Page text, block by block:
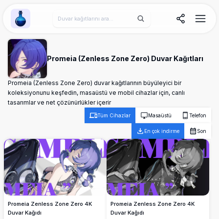
Wallpaper Alchemy
Promeia (Zenless Zone Zero) Duvar Kağıtları
Promeia (Zenless Zone Zero) duvar kağıtlarının büyüleyici bir
koleksiyonunu keşfedin, masaüstü ve mobil cihazlar için, canlı
tasarımlar ve net çözünürlükler içerir
Tüm Cihazlar Masaüstü Telefon
En çok indirme Son
Promeia Zenless Zone Zero 4K
Duvar Kağıdı
Promeia Zenless Zone Zero 4K
Duvar Kağıdı